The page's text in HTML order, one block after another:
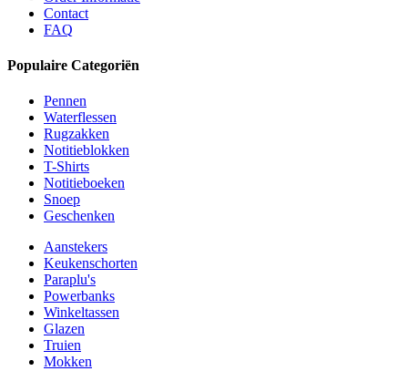
Contact
FAQ
Populaire Categoriën
Pennen
Waterflessen
Rugzakken
Notitieblokken
T-Shirts
Notitieboeken
Snoep
Geschenken
Aanstekers
Keukenschorten
Paraplu's
Powerbanks
Winkeltassen
Glazen
Truien
Mokken